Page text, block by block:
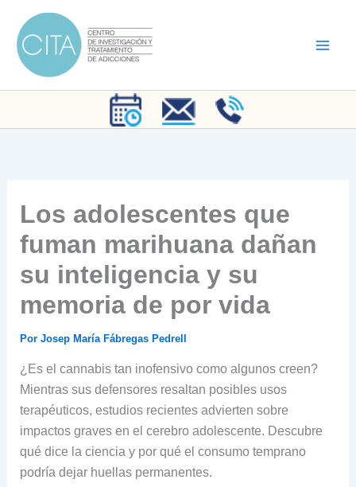
contenido
Los adolescentes que
fuman marihuana dañan
su inteligencia y su
memoria de por vida
Por Josep María Fábregas Pedrell
¿Es el cannabis tan inofensivo como algunos creen?
Mientras sus defensores resaltan posibles usos
terapéuticos, estudios recientes advierten sobre
impactos graves en el cerebro adolescente. Descubre
qué dice la ciencia y por qué el consumo temprano
podría dejar huellas permanentes.